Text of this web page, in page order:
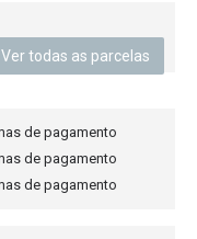
Ver todas as parcelas